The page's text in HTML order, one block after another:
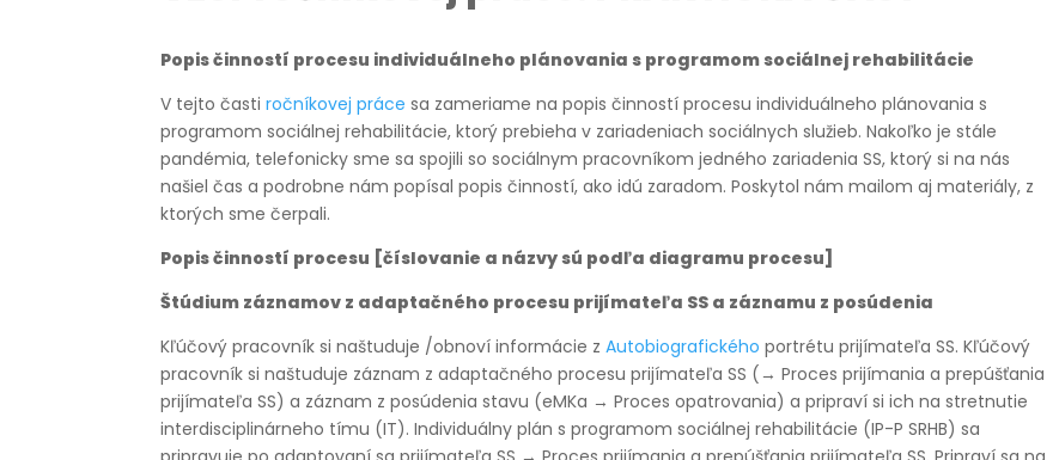
Popis činností procesu individuálneho plánovania s programom sociálnej rehabilitácie
V tejto častiročníkovej práce sa zameriame na popis činností procesu individuálneho plánovania s
programom sociálnej rehabilitácie, ktorý prebieha v zariadeniach sociálnych služieb. Nakoľko je stále
pandémia, telefonicky sme sa spojili so sociálnym pracovníkom jedného zariadenia SS, ktorý si na nás
našiel čas a podrobne nám popísal popis činností, ako idú zaradom. Poskytol nám mailom aj materiály, z
ktorých sme čerpali.
Popis činností procesu [číslovanie a názvy sú podľa diagramu procesu]
Štúdium záznamov z adaptačného procesu prijímateľa SS a záznamu z posúdenia
Kľúčový pracovník si naštuduje /obnoví informácie zAutobiografického portrétu prijímateľa SS. Kľúčový
pracovník si naštuduje záznam z adaptačného procesu prijímateľa SS (→ Proces prijímania a prepúšťania
prijímateľa SS) a záznam z posúdenia stavu (eMKa → Proces opatrovania) a pripraví si ich na stretnutie
interdisciplinárneho tímu (IT). Individuálny plán s programom sociálnej rehabilitácie (IP-P SRHB) sa